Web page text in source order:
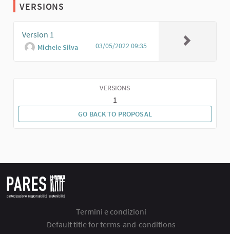
VERSIONS
Version 1
Michele Silva 03/05/2022 09:35
VERSIONS
1
GO BACK TO PROPOSAL
Termini e condizioni
Default title for terms-and-conditions